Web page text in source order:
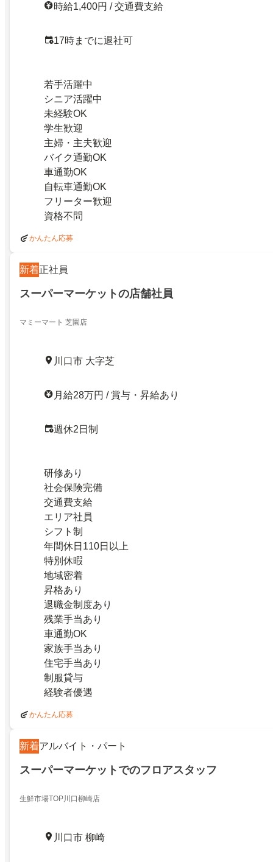
時給1,400円 / 交通費支給
17時までに退社可
若手活躍中
シニア活躍中
未経験OK
学生歓迎
主婦・主夫歓迎
バイク通勤OK
車通勤OK
自転車通勤OK
フリーター歓迎
資格不問
かんたん応募
新着正社員
スーパーマーケットの店舗社員
マミーマート 芝園店
川口市 大字芝
月給28万円 / 賞与・昇給あり
週休2日制
研修あり
社会保険完備
交通費支給
エリア社員
シフト制
年間休日110日以上
特別休暇
地域密着
昇格あり
退職金制度あり
残業手当あり
車通勤OK
家族手当あり
住宅手当あり
制服貸与
経験者優遇
かんたん応募
新着アルバイト・パート
スーパーマーケットでのフロアスタッフ
生鮮市場TOP川口柳崎店
川口市 柳崎